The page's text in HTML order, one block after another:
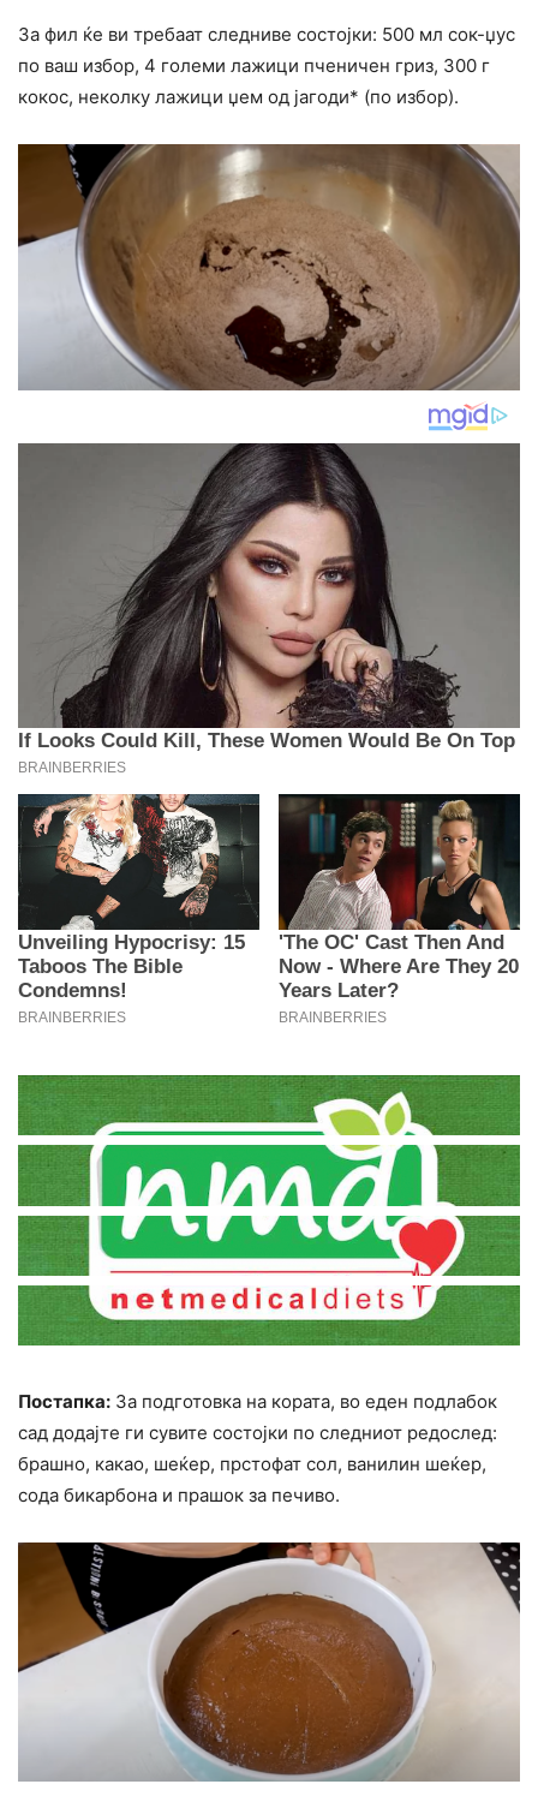
За фил ќе ви требаат следниве состојки: 500 мл сок-џус
по ваш избор, 4 големи лажици пченичен гриз, 300 г
кокос, неколку лажици џем од јагоди* (по избор).
Постапка: За подготовка на кората, во еден подлабок
сад додајте ги сувите состојки по следниот редослед:
брашно, какао, шеќер, прстофат сол, ванилин шеќер,
сода бикарбона и прашок за печиво.